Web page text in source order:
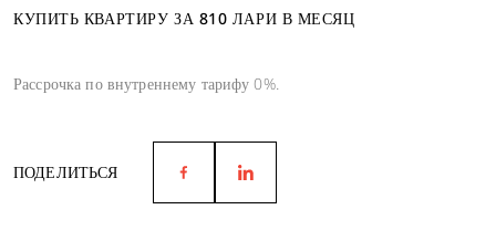
КУПИТЬ КВАРТИРУ ЗА 810 ЛАРИ В МЕСЯЦ
Рассрочка по внутреннему тарифу 0%.
ПОДЕЛИТЬСЯ